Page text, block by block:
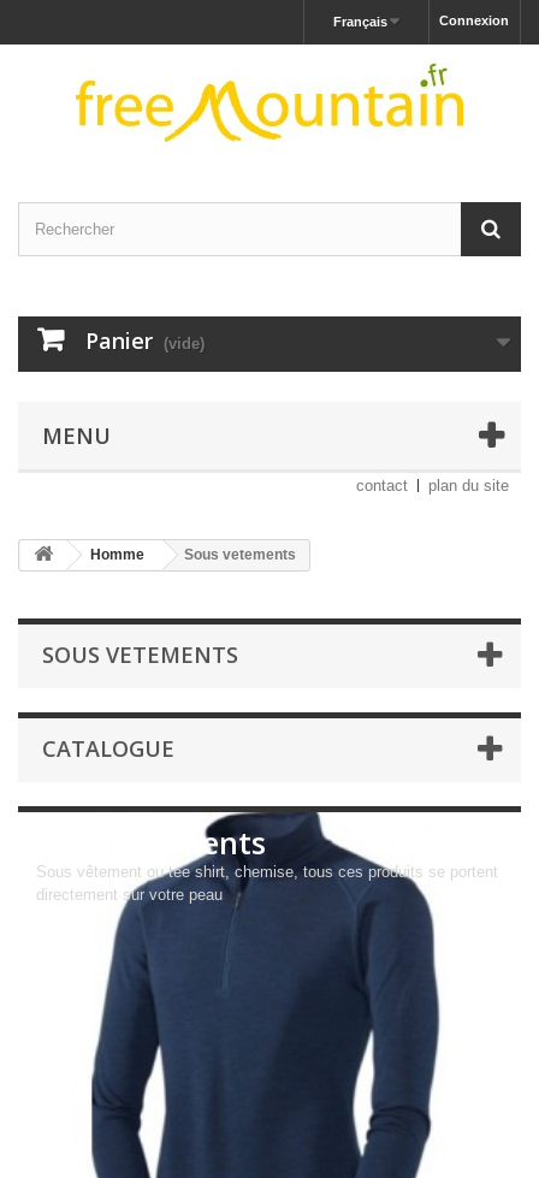
Connexion
Français
Panier (vide)
MENU
contact plan du site
Homme Sous vetements
SOUS VETEMENTS
CATALOGUE
Sous vetements
Sous vêtement ou tee shirt, chemise, tous ces produits se portent
directement sur votre peau